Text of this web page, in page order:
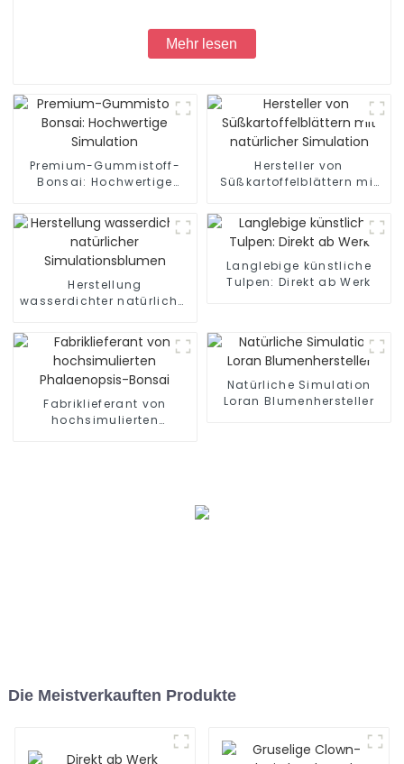
Mehr lesen
Premium-Gummistoff-
Bonsai: Hochwertige
Hersteller von
Süßkartoffelblättern mit
Herstellung
wasserdichter natürlicher
Langlebige künstliche
Tulpen: Direkt ab Werk
Fabriklieferant von
hochsimulierten
Natürliche Simulation
Loran Blumenhersteller
Die Meistverkauften Produkte